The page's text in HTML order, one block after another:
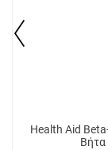
Health Aid
Βήτα